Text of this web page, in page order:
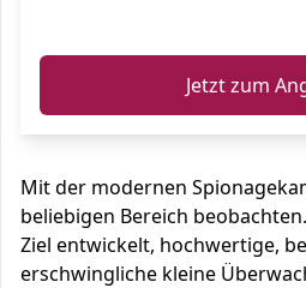
Jetzt zum
Mit der modernen
beliebigen Bereich
Ziel entwickelt, hochwertige,
erschwingliche kleine